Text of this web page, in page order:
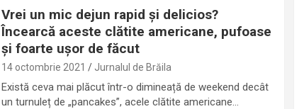
Vrei un mic dejun rapid și delicios?
Încearcă aceste clătite americane, pufoase
și foarte ușor de făcut
14 octombrie 2021 Jurnalul de Brăila
Există ceva mai plăcut într-o dimineață de weekend decât
un turnuleț de „pancakes”, acele clătite americane…